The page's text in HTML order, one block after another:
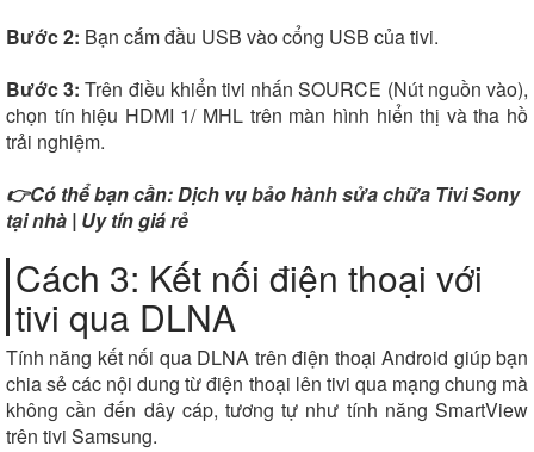
Bước 2: Bạn cắm đầu USB vào cổng USB của tivi.
Bước 3: Trên điều khiển tivi nhấn SOURCE (Nút nguồn vào),
chọn tín hiệu HDMI 1/ MHL trên màn hình hiển thị và tha hồ
trải nghiệm.
👉Có thể bạn cần: Dịch vụbảo hành sửa chữa Tivi Sony
tại nhà | Uy tín giá rẻ
Cách 3: Kết nối điện thoại với
tivi qua DLNA
Tính năng kết nối qua DLNA trên điện thoại Android giúp bạn
chia sẻ các nội dung từ điện thoại lên tivi qua mạng chung mà
không cần đến dây cáp, tương tự như tính năng SmartView
trên tivi Samsung.